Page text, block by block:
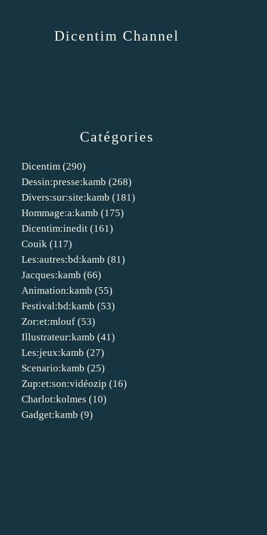
Catégories
Dicentim (290)
Dessin:presse:kamb (268)
Divers:sur:site:kamb (181)
Hommage:a:kamb (175)
Dicentim:inedit (161)
Couik (117)
Les:autres:bd:kamb (81)
Jacques:kamb (66)
Animation:kamb (55)
Festival:bd:kamb (53)
Zor:et:mlouf (53)
Illustrateur:kamb (41)
Les:jeux:kamb (27)
Scenario:kamb (25)
Zup:et:son:vidéozip (16)
Charlot:kolmes (10)
Gadget:kamb (9)
Dicentim Channel